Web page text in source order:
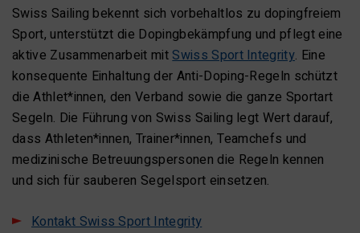
Swiss Sailing bekennt sich vorbehaltlos zu dopingfreiem
Sport, unterstützt die Dopingbekämpfung und pflegt eine
aktive Zusammenarbeit mit Swiss Sport Integrity. Eine
konsequente Einhaltung der Anti-Doping-Regeln schützt
die Athlet*innen, den Verband sowie die ganze Sportart
Segeln. Die Führung von Swiss Sailing legt Wert darauf,
dass Athleten*innen, Trainer*innen, Teamchefs und
medizinische Betreuungspersonen die Regeln kennen
und sich für sauberen Segelsport einsetzen.
Kontakt Swiss Sport Integrity